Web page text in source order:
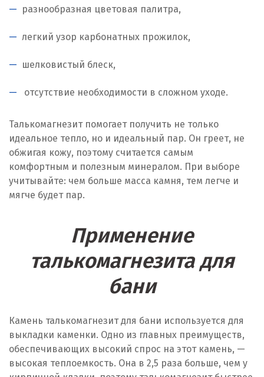
разнообразная цветовая палитра,
легкий узор карбонатных прожилок,
шелковистый блеск,
отсутствие необходимости в сложном уходе.
Талькомагнезит помогает получить не только
идеальное тепло, но и идеальный пар. Он греет, не
обжигая кожу, поэтому считается самым
комфортным и полезным минералом. При выборе
учитывайте: чем больше масса камня, тем легче и
мягче будет пар.
Применение
талькомагнезита для
бани
Камень талькомагнезит для бани используется для
выкладки каменки. Одно из главных преимуществ,
обеспечивающих высокий спрос на этот камень, —
высокая теплоемкость. Она в 2,5 раза больше, чем у